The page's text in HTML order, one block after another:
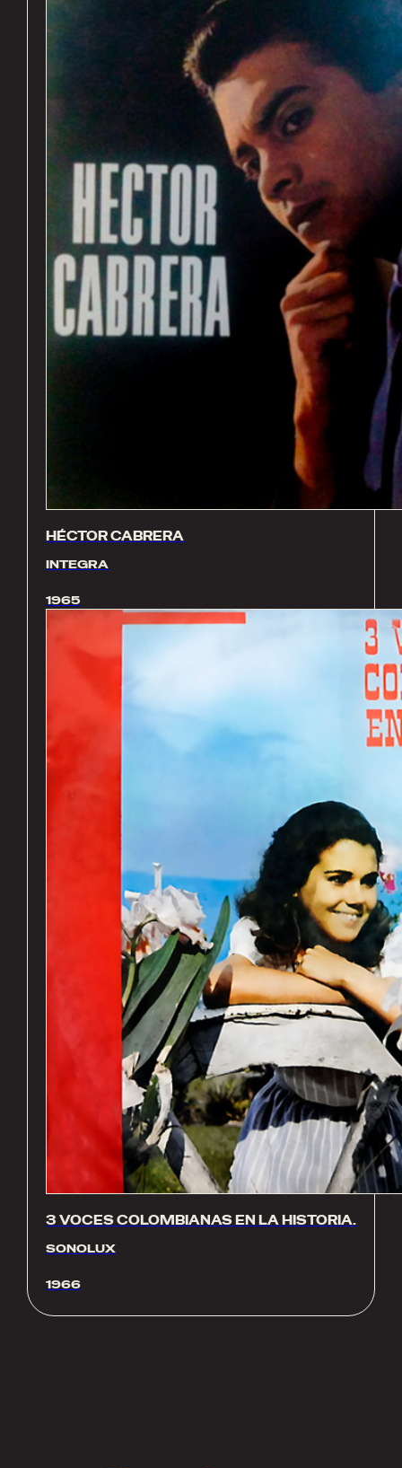
HÉCTOR CABRERA
INTEGRA
1965
3 VOCES COLOMBIANAS EN LA HISTORIA.
SONOLUX
1966